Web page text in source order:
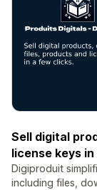
Sell digital
license keys
Digiproduit
including files,